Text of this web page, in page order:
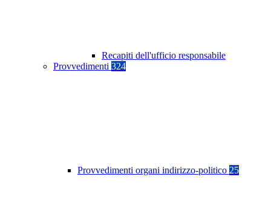
Recapiti dell'ufficio responsabile
Provvedimenti 324
Provvedimenti organi indirizzo-politico 25